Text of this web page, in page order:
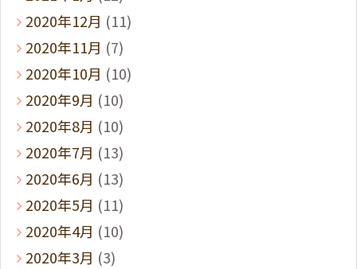
2020年12月 (11)
2020年11月 (7)
2020年10月 (10)
2020年9月 (10)
2020年8月 (10)
2020年7月 (13)
2020年6月 (13)
2020年5月 (11)
2020年4月 (10)
2020年3月 (3)